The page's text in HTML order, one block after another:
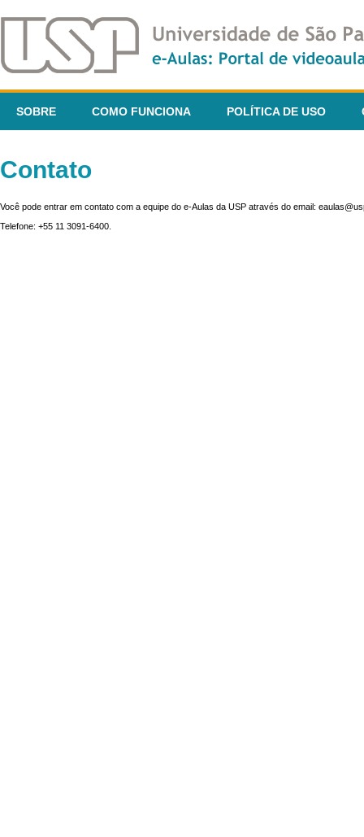
SOBRE COMO FUNCIONA POLÍTICA DE USO
Contato
Você pode entrar em contato com a equipe do e-Aulas da USP através do email:
Telefone: +55 11 3091-6400.